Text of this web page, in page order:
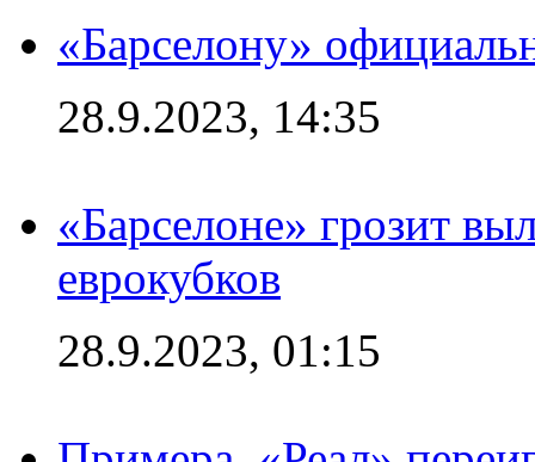
«Барселону»
28.9.2023, 14:35
«Барселоне» грозит
еврокубков
28.9.2023, 01:15